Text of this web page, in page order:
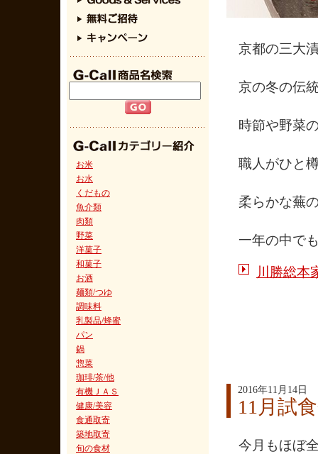
お米
お水
くだもの
魚介類
肉類
野菜
洋菓子
和菓子
お酒
麺類/つゆ
調味料
乳製品/蜂蜜
パン
鍋
惣菜
珈琲/茶/他
有機ＪＡＳ
健康/美容
食通取寄
築地取寄
旬の食材
賢作のピア
・2016年06
・2016年06
定！
京都の三大
京の冬の伝
時節や野菜
職人がひと
柔らかな蕪
一年の中で
川勝総本
2016年11月14日
11月試
今月もほぼ